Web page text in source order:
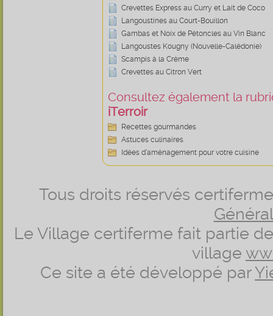
Crevettes Express au Curry et Lait de Coco
Langoustines au Court-Bouillon
Gambas et Noix de Pétoncles au Vin Blanc
Langoustes Kougny (Nouvelle-Calédonie)
Scampis à la Crème
Crevettes au Citron Vert
Consultez également la
iTerroir
Recettes gourmandes
Astuces culinaires
Idées d’aménagement pour votre cuisine
Tous droits réservés
Le Village certiferme fait partie
village
Ce site a été développé par